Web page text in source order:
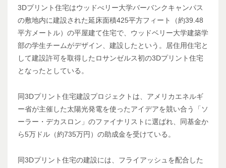
3Dプリント住宅はウッドべリー大学バーバンクキャンパス
の敷地内に建設された延床面積425平方フィート（約39.48
平方メートル）の平屋建て住宅で、ウッドベリー大学建築学
部の学生チームがデザイン、建設したという。居住用住宅と
して建設許可を取得したロサンゼルス初の3Dプリント住宅
となったとしている。
同3Dプリント住宅建設プロジェクトは、アメリカエネルギ
ー省が主催した太陽光発電を使ったアイデアを競い合う「ソ
ーラー・デカスロン」のファイナリストに選ばれ、同基金か
ら5万ドル（約735万円）の助成金を受けている。
同3Dプリント住宅の建設には、フライアッシュを配合した